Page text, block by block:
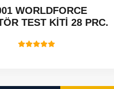
WORLDFORCE
TEST KİTİ 28 PRC.